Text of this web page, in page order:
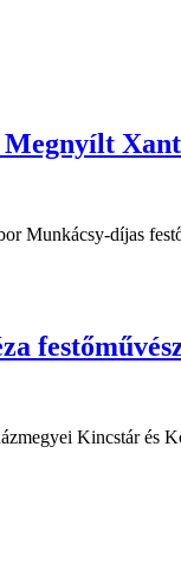
Munkácsy-díjas
Kincstár és